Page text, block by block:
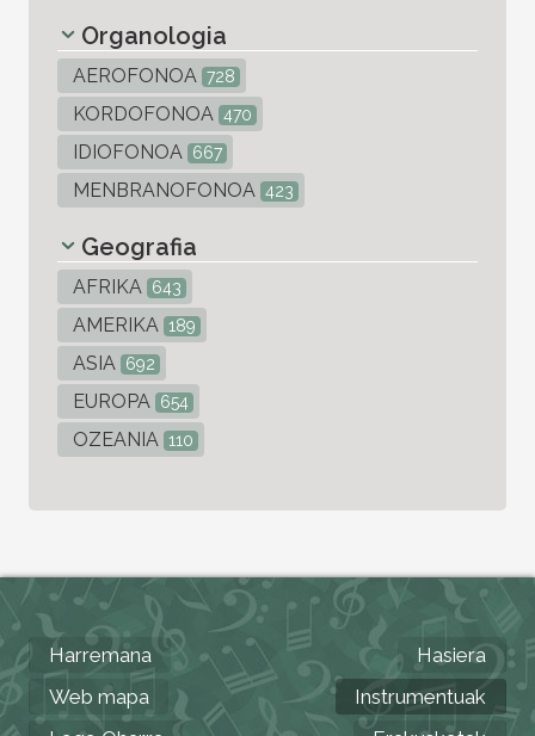
Organologia
AEROFONOA 728
KORDOFONOA 470
IDIOFONOA 667
MENBRANOFONOA 423
Geografia
AFRIKA 643
AMERIKA 189
ASIA 692
EUROPA 654
OZEANIA 110
Harremana
Web mapa
Hasiera
Instrumentuak